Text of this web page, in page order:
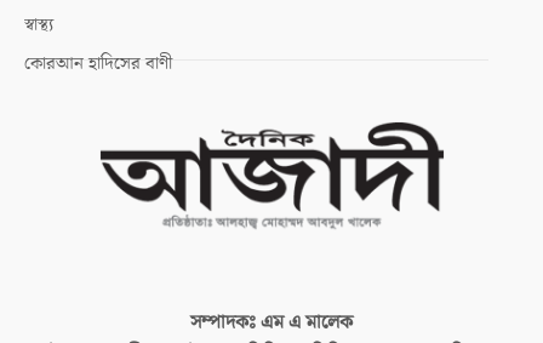
স্বাস্থ্য
কোরআন হাদিসের বাণী
সম্পাদকঃএম এ মালেক